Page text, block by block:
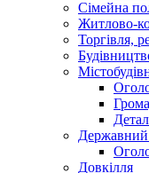
Сімейна
Житлово-
Торгівля,
Державний
Довкілля